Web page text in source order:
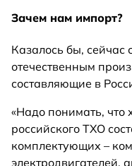
Зачем нам импорт?
Казалось бы, сейчас
отечественным
составляющие в
«Надо понимать, что
российского ТХО
комплектующих –
электродвигателей,